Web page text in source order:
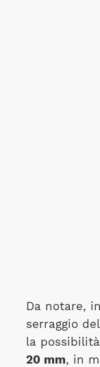
Da notare,
serraggio
la
20 mm, in